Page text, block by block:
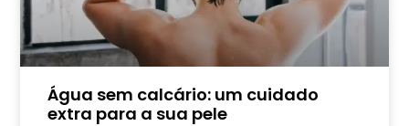
Água sem calcário: um cuidado
extra para a sua pele